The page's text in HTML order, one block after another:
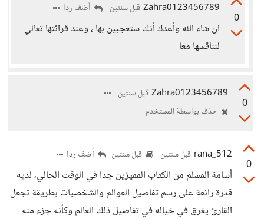
0
Zahra0123456789 قبل سنتين أضف ردا
ان شاء الله وأعدك أنك ستعجبين بها ، وعند قرائتها تعالي
لنناقشها معا
0
Zahra0123456789 قبل سنتين
حذف بواسطة المستخدم
0
rana_512 قبل سنتين قبل سنتين أضف ردا
أسامة المسلم من الكتاب المميزين جدا في الوقت الحالي، لديه
قدرة رائعة على رسم تفاصيل العوالم والشخصيات بطريقة تجعل
القارئ يغرق في خياله في تفاصيل ذلك العالم وكأنه جزء منه